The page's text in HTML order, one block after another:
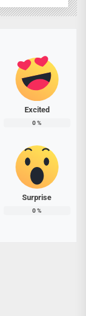
Excited
0%
Surprise
0%